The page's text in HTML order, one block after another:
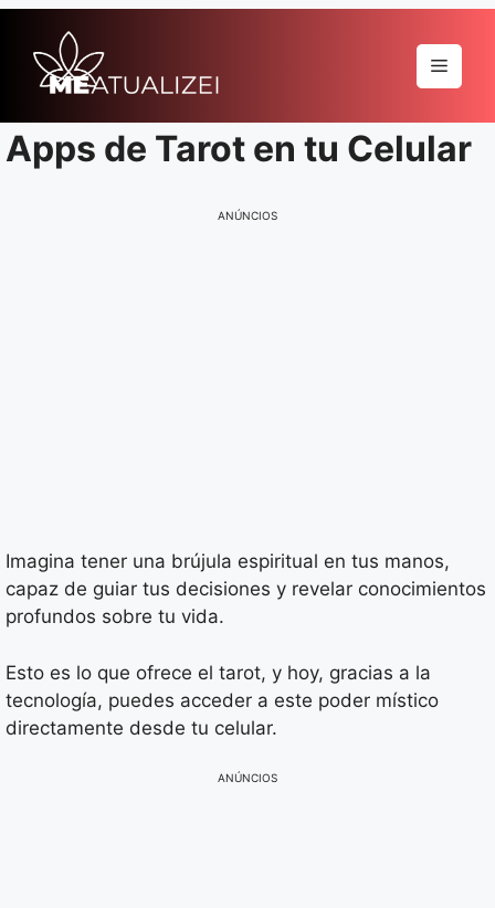
para
Menu
Apps de Tarot en tu Celular
ANÚNCIOS
Imagina tener una brújula espiritual en tus manos,
capaz de guiar tus decisiones y revelar conocimientos
profundos sobre tu vida.
Esto es lo que ofrece el tarot, y hoy, gracias a la
tecnología, puedes acceder a este poder místico
directamente desde tu celular.
ANÚNCIOS